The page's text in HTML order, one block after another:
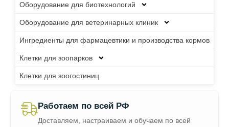
Оборудование для биотехнологий
Оборудование для ветеринарных клиник
Ингредиенты для фармацевтики и производства кормов
Клетки для зоопарков
Клетки для зоогостиниц
Работаем по всей РФ
Доставляем, настраиваем и обучаем по всей